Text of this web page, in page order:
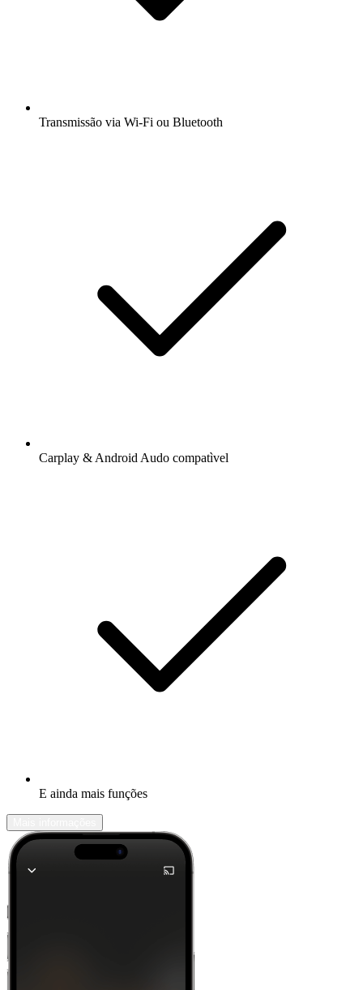
Transmissão via Wi-Fi ou Bluetooth
Carplay & Android Audo compatìvel
E ainda mais funções